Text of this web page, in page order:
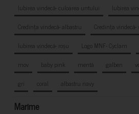
Iubirea vindecă- culoarea untului
Iubirea
Credința vindecă- albastru
Credința
Iubirea vindecă- roșu
Logo MNF- Cyclam
mov
baby pink mentă galben
gri
coral albastru navy
Marime